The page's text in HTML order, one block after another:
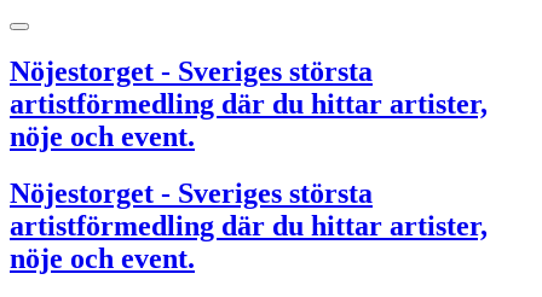
Nöjestorget - Sveriges största
artistförmedling där du hittar artister,
nöje och event.
Nöjestorget - Sveriges största
artistförmedling där du hittar artister,
nöje och event.